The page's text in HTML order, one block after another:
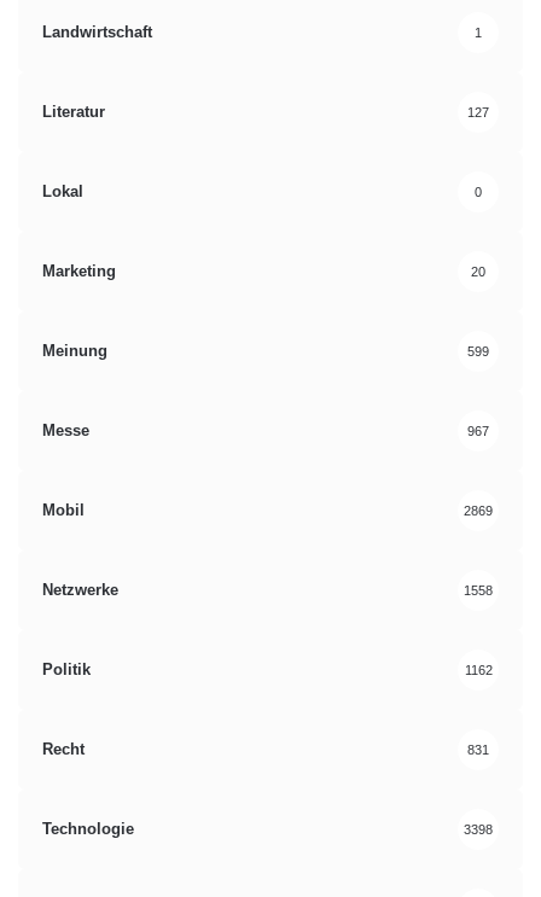
Landwirtschaft 1
Literatur 127
Lokal 0
Marketing 20
Meinung 599
Messe 967
Mobil 2869
Netzwerke 1558
Politik 1162
Recht 831
Technologie 3398